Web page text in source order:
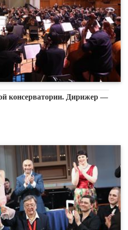
консерватории. Дирижер —